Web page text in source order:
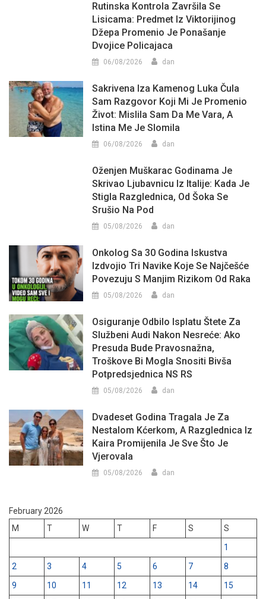
Rutinska Kontrola Završila Se
Lisicama: Predmet Iz Viktorijinog
Džepa Promenio Je Ponašanje
Dvojice Policajaca
06/08/2026 dan
Sakrivena Iza Kamenog Luka Čula
Sam Razgovor Koji Mi Je Promenio
Život: Mislila Sam Da Me Vara, A
Istina Me Je Slomila
06/08/2026 dan
Oženjen Muškarac Godinama Je
Skrivao Ljubavnicu Iz Italije: Kada Je
Stigla Razglednica, Od Šoka Se
Srušio Na Pod
05/08/2026 dan
Onkolog Sa 30 Godina Iskustva
Izdvojio Tri Navike Koje Se Najčešće
Povezuju S Manjim Rizikom Od Raka
05/08/2026 dan
Osiguranje Odbilo Isplatu Štete Za
Službeni Audi Nakon Nesreće: Ako
Presuda Bude Pravosnažna,
Troškove Bi Mogla Snositi Bivša
Potpredsjednica NS RS
05/08/2026 dan
Dvadeset Godina Tragala Je Za
Nestalom Kćerkom, A Razglednica Iz
Kaira Promijenila Je Sve Što Je
Vjerovala
05/08/2026 dan
February 2026
M
T W T F S
S
1
2
3 4 5 6 7
8
9
10 11 12 13 14
15